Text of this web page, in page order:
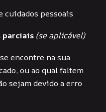
cuidados pessoais
parciais (se aplicável)
encontre na sua
ou ao qual faltem
sejam devido a erro